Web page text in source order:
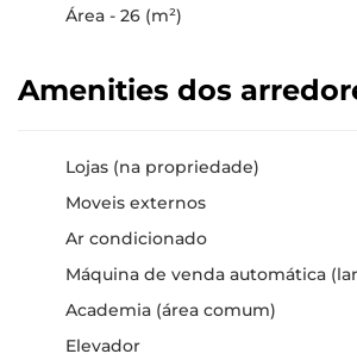
Área - 26 (m²)
Amenities dos
Lojas (na propriedade)
Moveis externos
Ar condicionado
Máquina de venda automática
Academia (área comum)
Elevador